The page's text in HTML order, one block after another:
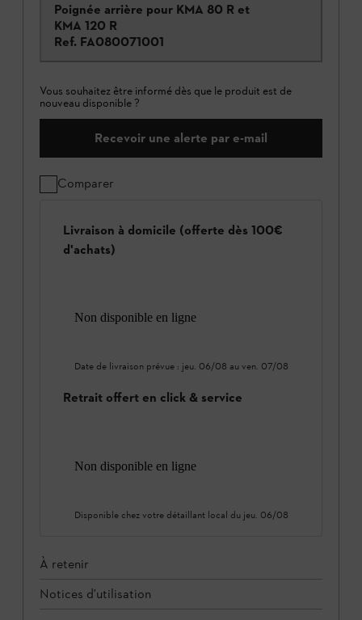
Poignée arrière pour KMA 80 R et
KMA 120 R
Ref. FA080071001
Vous souhaitez être informé dès que le produit est de
nouveau disponible ?
Recevoir une alerte par e-mail
Comparer
Livraison à domicile (offerte dès 100€
d'achats)
Non disponible en ligne
Date de livraison prévue : jeu. 06/08 au ven. 07/08
Retrait offert en click & service
Non disponible en ligne
Disponible chez votre détaillant local du jeu. 06/08
À retenir
Notices d'utilisation